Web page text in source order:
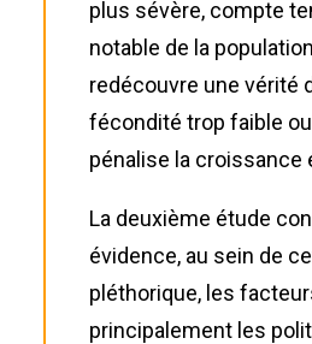
plus sévère, compte
notable de la
redécouvre une vérité
fécondité trop faible
pénalise la croissance
La deuxième étude
évidence, au sein de
pléthorique, les
principalement les